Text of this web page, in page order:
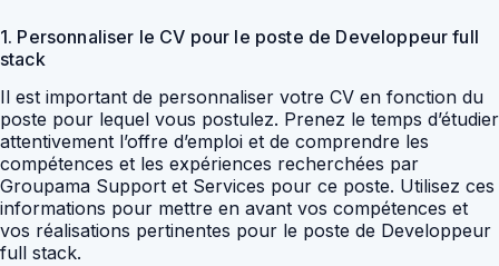
1. Personnaliser le CV pour le poste de Developpeur full
stack
Il est important de personnaliser votre CV en fonction du
poste pour lequel vous postulez. Prenez le temps d’étudier
attentivement l’offre d’emploi et de comprendre les
compétences et les expériences recherchées par
Groupama Support et Services pour ce poste. Utilisez ces
informations pour mettre en avant vos compétences et
vos réalisations pertinentes pour le poste de Developpeur
full stack.